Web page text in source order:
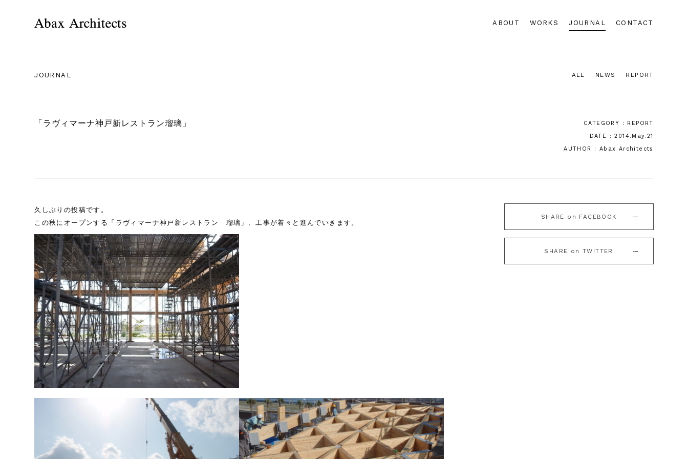
ABOUT WORKS JOURNAL CONTACT
JOURNAL ALL NEWS REPORT
「ラヴィマーナ神戸新レストラン瑠璃」
CATEGORY : REPORT
DATE : 2014.May.21
AUTHOR : Abax Architects
久しぶりの投稿です。
この秋にオープンする「ラヴィマーナ神戸新レストラン 瑠璃」、工事が着々と進んでいきます。
SHARE on FACEBOOK
SHARE on TWITTER